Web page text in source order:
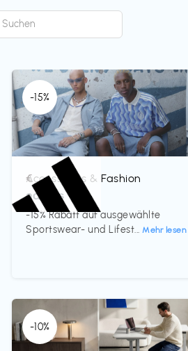
-15%
Accessoires & Fashion
adidas
-15% Rabatt auf ausgewählte
Sportswear- und Lifest...Mehr lesen
€‎
-10%